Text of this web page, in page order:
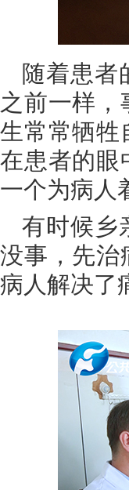
随着患者
之前一样
生常常牺牲
在患者的眼
一个为病人
有时候乡
没事，先治
病人解决了